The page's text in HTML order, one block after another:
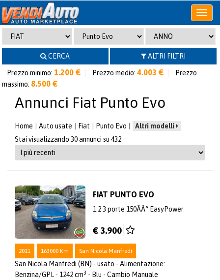
Apri
o
chiudi
menu
CERCA
ALTRI FILTRI
Prezzo minimo: 1.200 € Prezzo medio: 4.003 €
Prezzo
massimo: 8.500 €
Annunci Fiat Punto Evo
Home Auto usate Fiat Punto Evo
Altri modelli
Stai visualizzando 30 annunci su 432
FIAT PUNTO EVO
1.2 3 porte 150ÃÂ° EasyPower
€ 3.900
2011 163000 Km San Nicola Manfredi
San Nicola Manfredi (BN) - usato - Alimentazione:
Benzina/GPL - 1242 cm3 - Blu - Cambio Manuale